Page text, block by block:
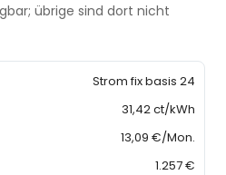
übrige sind dort nicht
Strom fix basis 24
31,42 ct/kWh
13,09 €/Mon.
1.257 €